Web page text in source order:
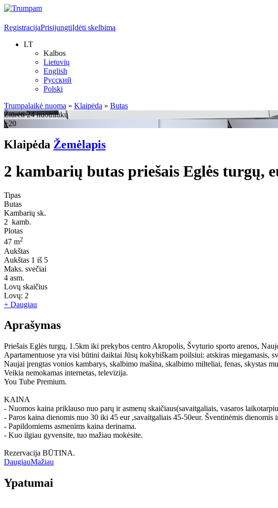
RegistracijaPrisijungtiĮdėti skelbimą
LT
Kalbos
Lietuvių
English
Русский
Polski
Trumpalaikė nuoma » Klaipėda » Butas
Žiūrėti 24 nuotraukų
+20
Klaipėda Žemėlapis
2 kambarių butas priešais Eglės turgų,
Tipas
Butas
Kambarių sk.
2 kamb.
Plotas
47 m2
Aukštas
Aukštas 1 iš 5
Maks. svečiai
4 asm.
Lovų skaičius
Lovų: 2
+ Daugiau
Aprašymas
Priešais Eglės turgų, 1.5km iki prekybos centro Akropolis, Švyturio sporto arenos,
Apartamentuose yra visi būtini daiktai Jūsų kokybiškam poilsiui: atskiras miegamasis,
Naujai įrengtas vonios kambarys, skalbimo mašina, skalbimo milteliai, fenas, skystas
Veikia nemokamas internetas, televizija.
You Tube Premium.
KAINA
- Nuomos kaina priklauso nuo parų ir asmenų skaičiaus(savaitgaliais, vasaros
- Paros kaina dienomis nuo 30 iki 45 eur ,savaitgaliais 45-50eur. Šventinėmis dienomis
- Papildomiems asmenims kaina derinama.
- Kuo ilgiau gyvensite, tuo mažiau mokėsite.
Rezervacija BŪTINA.
DaugiauMažiau
Ypatumai